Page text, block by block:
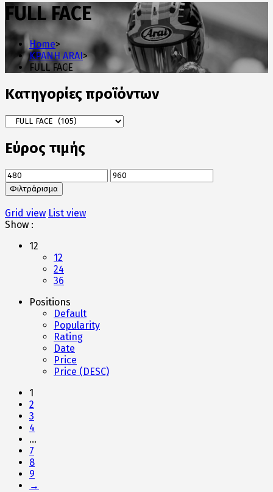
FULL FACE
Home>
ΚΡΑΝΗ ARAI>
FULL FACE
Κατηγορίες προϊόντων
Εύρος τιμής
Ελάχιστη
τιμή
Μέγιστη
τιμή
Φιλτράρισμα
Grid view List view
Show :
12
12
24
36
Positions
Default
Popularity
Rating
Date
Price
Price (DESC)
1
2
3
4
…
7
8
9
→